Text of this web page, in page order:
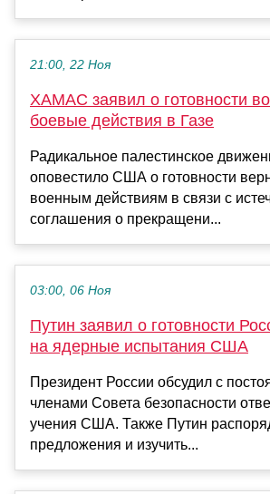
21:00, 22 Ноя
ХАМАС заявил о готовности
боевые действия в Газе
Радикальное палестинское
оповестило США о готовности
военным действиям в связи с
соглашения о прекращени...
03:00, 06 Ноя
Путин заявил о готовности
на ядерные испытания США
Президент России обсудил с
членами Совета безопасности
учения США. Также Путин
предложения и изучить...